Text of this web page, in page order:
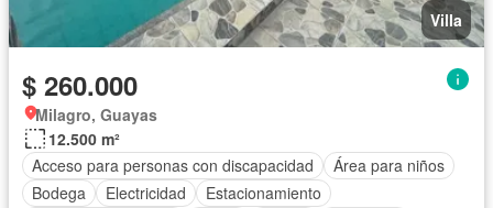
Villa
$ 260.000
Milagro, Guayas
12.500 m²
Acceso para personas con discapacidad
Área para niños
Bodega
Electricidad
Estacionamiento